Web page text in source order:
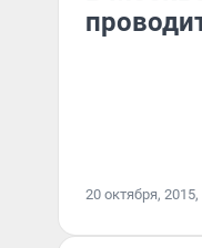
20 октября, 2015,